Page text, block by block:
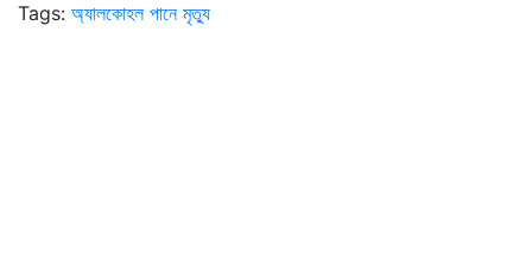
Tags: অ্যালকোহল পানে মৃত্যু